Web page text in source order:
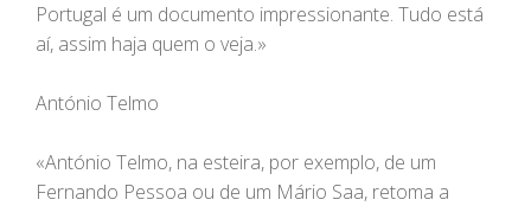
Portugal é um documento impressionante. Tudo está
aí, assim haja quem o veja.»
António Telmo
«António Telmo, na esteira, por exemplo, de um
Fernando Pessoa ou de um Mário Saa, retoma a